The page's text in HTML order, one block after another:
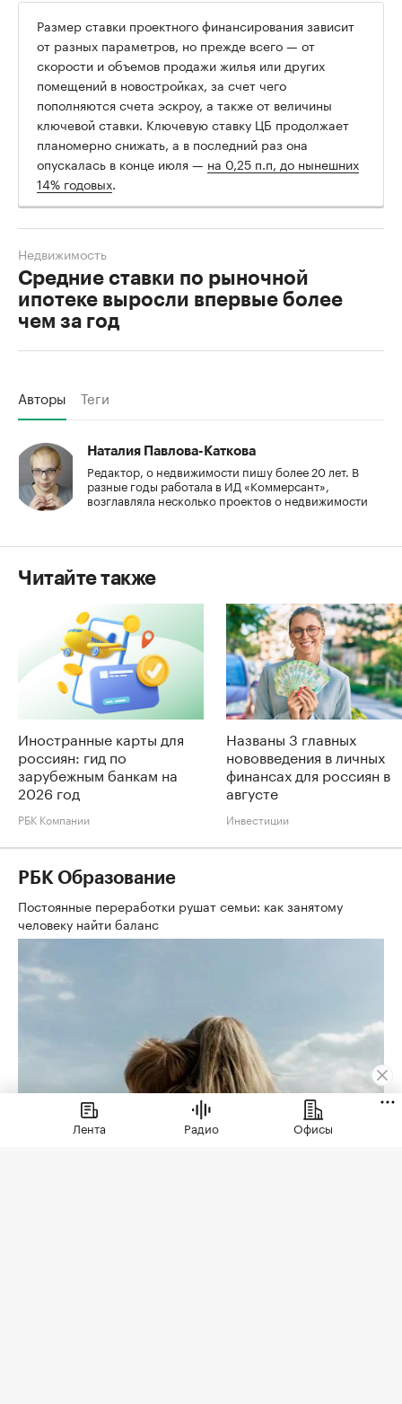
Размер ставки проектного финансирования зависит
от разных параметров, но прежде всего — от
скорости и объемов продажи жилья или других
помещений в новостройках, за счет чего
пополняются счета эскроу, а также от величины
ключевой ставки. Ключевую ставку ЦБ продолжает
планомерно снижать, а в последний раз она
опускалась в конце июля — на 0,25 п.п, до нынешних
14% годовых.
Средние ставки по рыночной
ипотеке выросли впервые более
чем за год
Недвижимость
Авторы Теги
Наталия Павлова-Каткова
Редактор, о недвижимости пишу более 20 лет. В
разные годы работала в ИД «Коммерсант»,
возглавляла несколько проектов о недвижимости
Читайте также
Иностранные карты для
россиян: гид по
зарубежным банкам на
2026 год
РБК Компании
Названы 3 главных
нововведения в личных
финансах для россиян в
августе
Инвестиции
РБК Образование
Постоянные переработки рушат семьи: как занятому
человеку найти баланс
Лента Радио Офисы